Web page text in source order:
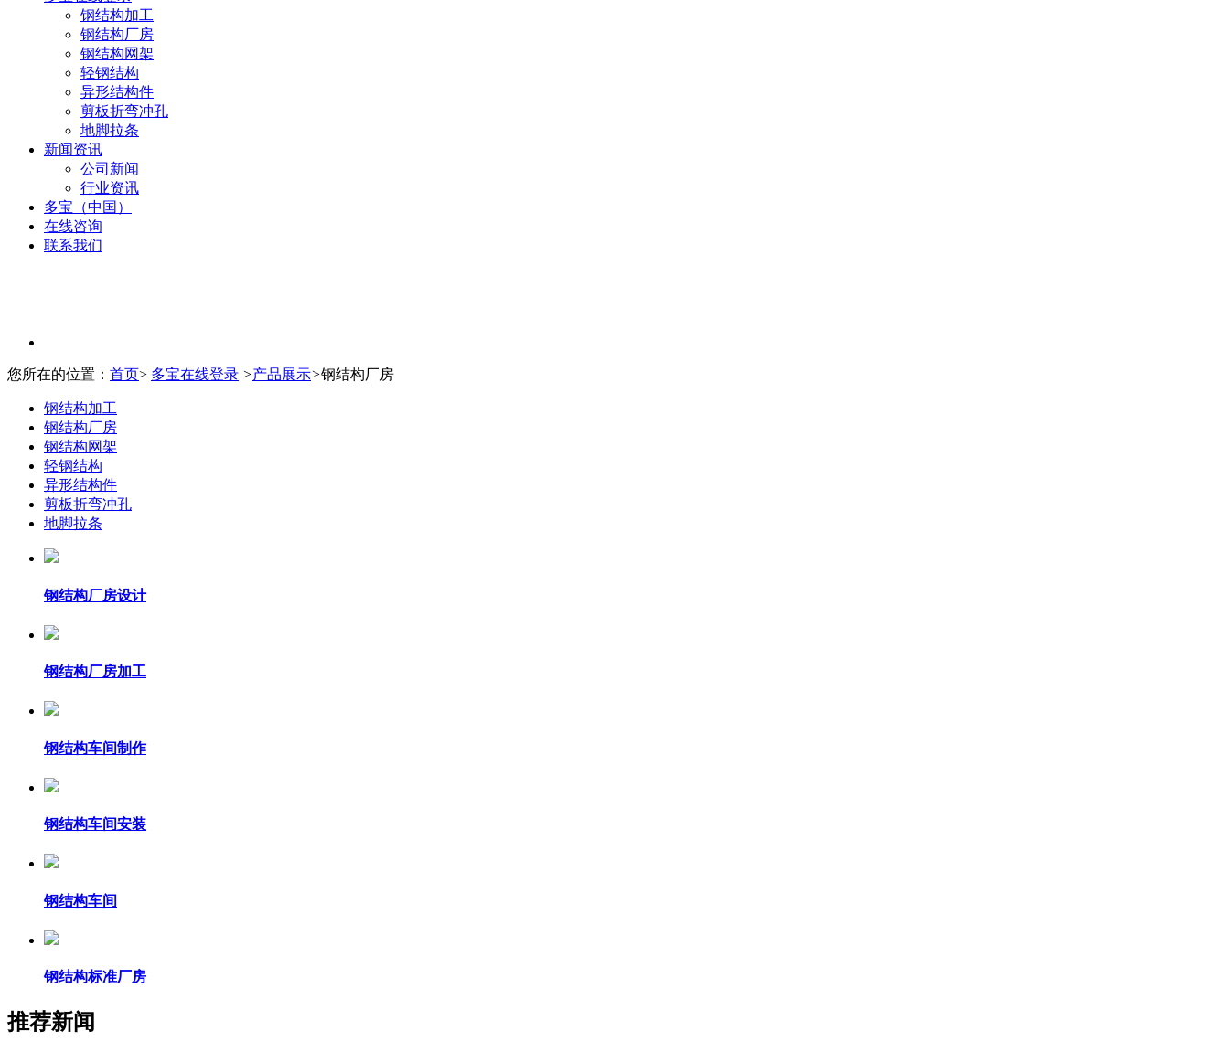
钢结构加工
钢结构厂房
钢结构网架
轻钢结构
异形结构件
剪板折弯冲孔
地脚拉条
新闻资讯
公司新闻
行业资讯
多宝（中国）
在线咨询
联系我们
您所在的位置： 首页> 多宝在线登录 >产品展示>钢结构厂房
钢结构加工
钢结构厂房
钢结构网架
轻钢结构
异形结构件
剪板折弯冲孔
地脚拉条
钢结构厂房设计
钢结构厂房加工
钢结构车间制作
钢结构车间安装
钢结构车间
钢结构标准厂房
推荐新闻